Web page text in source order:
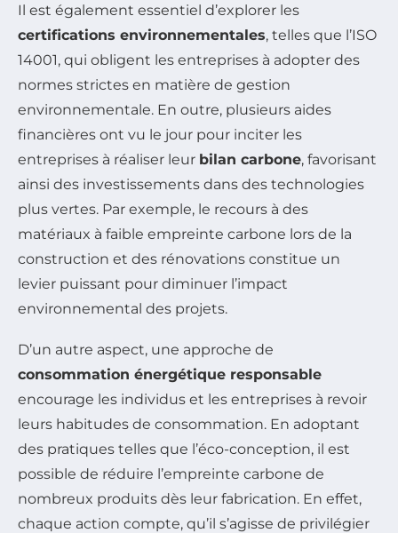
Il est également essentiel d’explorer les
certifications environnementales, telles que l’ISO
14001, qui obligent les entreprises à adopter des
normes strictes en matière de gestion
environnementale. En outre, plusieurs aides
financières ont vu le jour pour inciter les
entreprises à réaliser leur bilan carbone, favorisant
ainsi des investissements dans des technologies
plus vertes. Par exemple, le recours à des
matériaux à faible empreinte carbone lors de la
construction et des rénovations constitue un
levier puissant pour diminuer l’impact
environnemental des projets.
D’un autre aspect, une approche de
consommation énergétique responsable
encourage les individus et les entreprises à revoir
leurs habitudes de consommation. En adoptant
des pratiques telles que l’éco-conception, il est
possible de réduire l’empreinte carbone de
nombreux produits dès leur fabrication. En effet,
chaque action compte, qu’il s’agisse de privilégier